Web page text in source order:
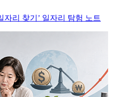
자리 찾기’ 일자리 탐험 노트